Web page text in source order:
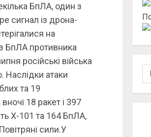
БпЛА, один з
сигнал із дрона-
на
БпЛА противника
російські війська
Наслідки атаки
та 19
18 ракет і 397
Х-101 та 164 БпЛА,
сили.У